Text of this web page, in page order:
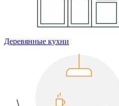
Деревянные кухни